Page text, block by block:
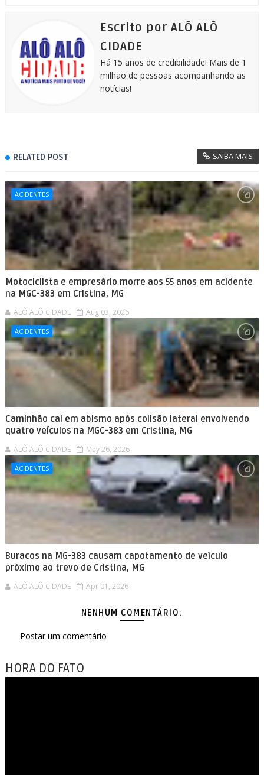
m
Escrito por ALÔ ALÔ
CIDADE
Há 15 anos de credibilidade! Mais de 1
milhão de pessoas acompanhando as
notícias!
RELATED POST SAIBA MAIS
ACIDENTES
Motociclista e empresário morre aos 55 anos em acidente
na MGC-383 em Cristina, MG
ALÔ ALÔ CIDADE Aug 03, 2026
ACIDENTES
Caminhão cai em abismo após colisão lateral envolvendo
quatro veículos na MGC-383 em Cristina, MG
ALÔ ALÔ CIDADE May 26, 2026
ACIDENTES
Buracos na MG-383 causam capotamento de veículo
próximo ao trevo de Cristina, MG
ALÔ ALÔ CIDADE Apr 01, 2026
NENHUM COMENTÁRIO:
Postar um comentário
HORA DO FATO